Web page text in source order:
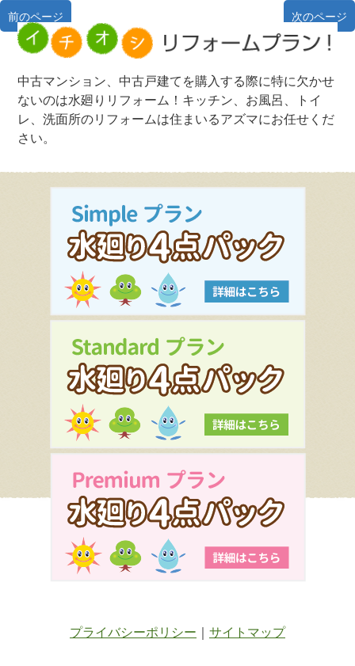
前のページ 次のページ
中古マンション、中古戸建てを購入する際に特に欠かせ
ないのは水廻りリフォーム！キッチン、お風呂、トイ
レ、洗面所のリフォームは住まいるアズマにお任せくだ
さい。
プライバシーポリシー ｜ サイトマップ